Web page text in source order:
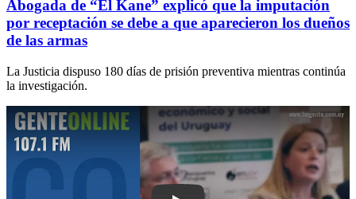
Abogada de “El Kane” explicó que la imputación
por receptación se debe a que aparecieron los dueños
de las armas
La Justicia dispuso 180 días de prisión preventiva mientras continúa
la investigación.